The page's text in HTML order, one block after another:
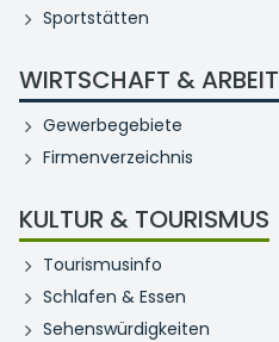
Sportstätten
WIRTSCHAFT & ARBEIT
Gewerbegebiete
Firmenverzeichnis
KULTUR & TOURISMUS
Tourismusinfo
Schlafen & Essen
Sehenswürdigkeiten